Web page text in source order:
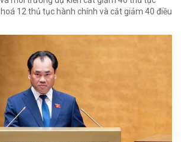
12 thủ tục hành chính và cắt giảm 40 điều